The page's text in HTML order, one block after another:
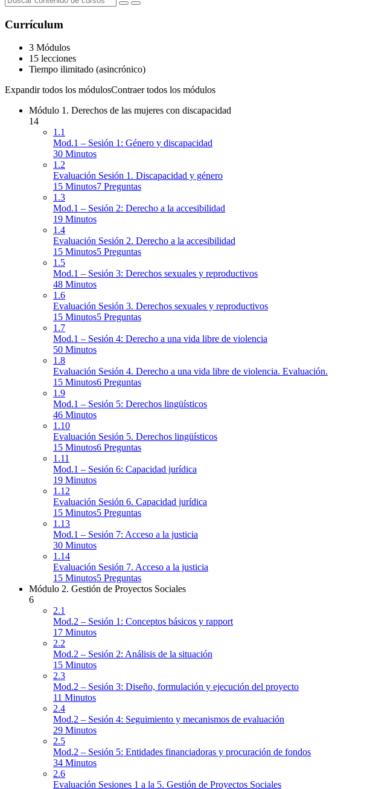
Currículum
3 Módulos
15 lecciones
Tiempo ilimitado (asincrónico)
Expandir todos los módulosContraer todos los módulos
Módulo 1. Derechos de las mujeres con discapacidad
14
1.1
Mod.1 – Sesión 1: Género y discapacidad
30 Minutos
1.2
Evaluación Sesión 1. Discapacidad y género
15 Minutos7 Preguntas
1.3
Mod.1 – Sesión 2: Derecho a la accesibilidad
19 Minutos
1.4
Evaluación Sesión 2. Derecho a la accesibilidad
15 Minutos5 Preguntas
1.5
Mod.1 – Sesión 3: Derechos sexuales y reproductivos
48 Minutos
1.6
Evaluación Sesión 3. Derechos sexuales y reproductivos
15 Minutos5 Preguntas
1.7
Mod.1 – Sesión 4: Derecho a una vida libre de violencia
50 Minutos
1.8
Evaluación Sesión 4. Derecho a una vida libre de violencia. Evaluación.
15 Minutos6 Preguntas
1.9
Mod.1 – Sesión 5: Derechos lingüísticos
46 Minutos
1.10
Evaluación Sesión 5. Derechos lingüísticos
15 Minutos6 Preguntas
1.11
Mod.1 – Sesión 6: Capacidad jurídica
19 Minutos
1.12
Evaluación Sesión 6. Capacidad jurídica
15 Minutos5 Preguntas
1.13
Mod.1 – Sesión 7: Acceso a la justicia
30 Minutos
1.14
Evaluación Sesión 7. Acceso a la justicia
15 Minutos5 Preguntas
Módulo 2. Gestión de Proyectos Sociales
6
2.1
Mod.2 – Sesión 1: Conceptos básicos y rapport
17 Minutos
2.2
Mod.2 – Sesión 2: Análisis de la situación
15 Minutos
2.3
Mod.2 – Sesión 3: Diseño, formulación y ejecución del proyecto
11 Minutos
2.4
Mod.2 – Sesión 4: Seguimiento y mecanismos de evaluación
29 Minutos
2.5
Mod.2 – Sesión 5: Entidades financiadoras y procuración de fondos
34 Minutos
2.6
Evaluación Sesiones 1 a la 5. Gestión de Proyectos Sociales